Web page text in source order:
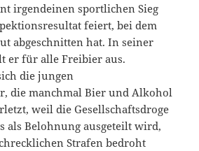
irgendeinen sportlichen Sieg
feiert, bei dem
abgeschnitten hat. In seiner
er für alle Freibier aus.
die jungen
die manchmal Bier und Alkohol
weil die Gesellschaftsdroge
als Belohnung ausgeteilt wird,
Strafen bedroht